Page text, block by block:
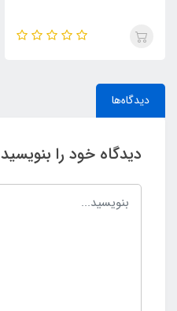
دیدگاه‌ها
دیدگاه خود را بنویسید